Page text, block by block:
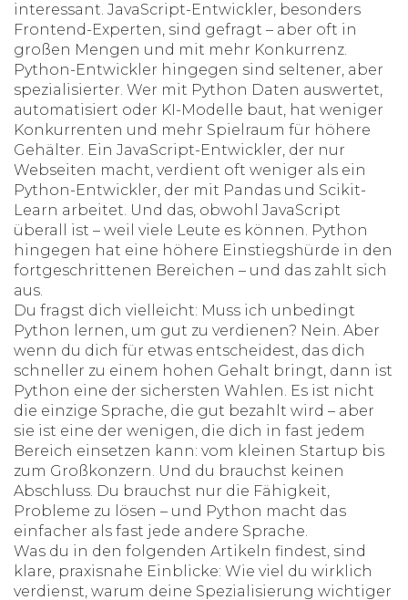
interessant. JavaScript-Entwickler, besonders
Frontend-Experten, sind gefragt – aber oft in
großen Mengen und mit mehr Konkurrenz.
Python-Entwickler hingegen sind seltener, aber
spezialisierter. Wer mit Python Daten auswertet,
automatisiert oder KI-Modelle baut, hat weniger
Konkurrenten und mehr Spielraum für höhere
Gehälter. Ein JavaScript-Entwickler, der nur
Webseiten macht, verdient oft weniger als ein
Python-Entwickler, der mit Pandas und Scikit-
Learn arbeitet. Und das, obwohl JavaScript
überall ist – weil viele Leute es können. Python
hingegen hat eine höhere Einstiegshürde in den
fortgeschrittenen Bereichen – und das zahlt sich
aus.
Du fragst dich vielleicht: Muss ich unbedingt
Python lernen, um gut zu verdienen? Nein. Aber
wenn du dich für etwas entscheidest, das dich
schneller zu einem hohen Gehalt bringt, dann ist
Python eine der sichersten Wahlen. Es ist nicht
die einzige Sprache, die gut bezahlt wird – aber
sie ist eine der wenigen, die dich in fast jedem
Bereich einsetzen kann: vom kleinen Startup bis
zum Großkonzern. Und du brauchst keinen
Abschluss. Du brauchst nur die Fähigkeit,
Probleme zu lösen – und Python macht das
einfacher als fast jede andere Sprache.
Was du in den folgenden Artikeln findest, sind
klare, praxisnahe Einblicke: Wie viel du wirklich
verdienst, warum deine Spezialisierung wichtiger